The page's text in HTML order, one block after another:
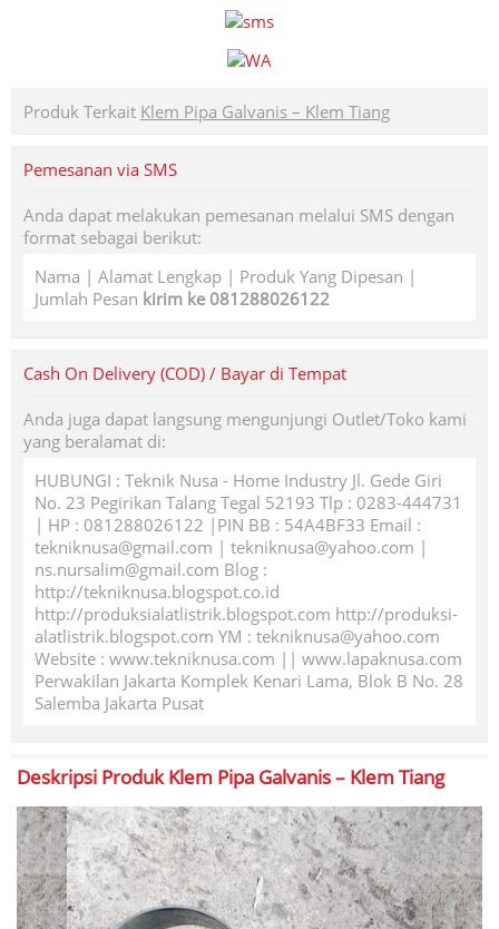
Produk Terkait Klem Pipa Galvanis – Klem Tiang
Pemesanan via SMS
Anda dapat melakukan pemesanan melalui SMS dengan
format sebagai berikut:
Nama | Alamat Lengkap | Produk Yang Dipesan |
Jumlah Pesan kirim ke 081288026122
Cash On Delivery (COD) / Bayar di Tempat
Anda juga dapat langsung mengunjungi Outlet/Toko kami
yang beralamat di:
HUBUNGI : Teknik Nusa - Home Industry Jl. Gede Giri
No. 23 Pegirikan Talang Tegal 52193 Tlp : 0283-444731
| HP : 081288026122 |PIN BB : 54A4BF33 Email :
tekniknusa@gmail.com | tekniknusa@yahoo.com |
ns.nursalim@gmail.com Blog :
http://tekniknusa.blogspot.co.id
http://produksialatlistrik.blogspot.com http://produksi-
alatlistrik.blogspot.com YM : tekniknusa@yahoo.com
Website : www.tekniknusa.com || www.lapaknusa.com
Perwakilan Jakarta Komplek Kenari Lama, Blok B No. 28
Salemba Jakarta Pusat
Deskripsi ProdukKlem Pipa Galvanis – Klem Tiang